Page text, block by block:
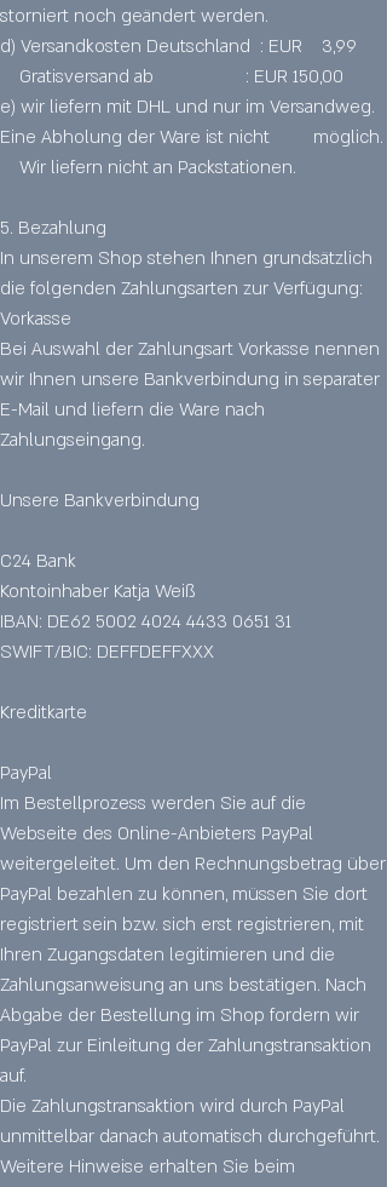
storniert noch geändert werden.
d) Versandkosten Deutschland : EUR 3,99
Gratisversand ab : EUR 150,00
e) wir liefern mit DHL und nur im Versandweg.
Eine Abholung der Ware ist nicht möglich.
Wir liefern nicht an Packstationen.
5. Bezahlung
In unserem Shop stehen Ihnen grundsätzlich
die folgenden Zahlungsarten zur Verfügung:
Vorkasse
Bei Auswahl der Zahlungsart Vorkasse nennen
wir Ihnen unsere Bankverbindung in separater
E-Mail und liefern die Ware nach
Zahlungseingang.
Unsere Bankverbindung
C24 Bank
Kontoinhaber Katja Weiß
IBAN: DE62 5002 4024 4433 0651 31
SWIFT/BIC: DEFFDEFFXXX
Kreditkarte
PayPal
Im Bestellprozess werden Sie auf die
Webseite des Online-Anbieters PayPal
weitergeleitet. Um den Rechnungsbetrag über
PayPal bezahlen zu können, müssen Sie dort
registriert sein bzw. sich erst registrieren, mit
Ihren Zugangsdaten legitimieren und die
Zahlungsanweisung an uns bestätigen. Nach
Abgabe der Bestellung im Shop fordern wir
PayPal zur Einleitung der Zahlungstransaktion
auf.
Die Zahlungstransaktion wird durch PayPal
unmittelbar danach automatisch durchgeführt.
Weitere Hinweise erhalten Sie beim